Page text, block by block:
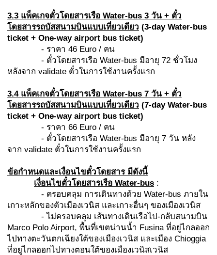
3.3 แพ็คเกจตั๋วโดยสารเรือ Water-bus 3 วัน + ตั๋ว
โดยสารรถบัสสนามบินแบบเที่ยวเดียว (3-day Water-bus
ticket + One-way airport bus ticket)
- ราคา 46 Euro / คน
- ตั๋วโดยสารเรือ Water-bus มีอายุ 72 ชั่วโมง
หลังจาก validate ตั๋วในการใช้งานครั้งแรก
3.4 แพ็คเกจตั๋วโดยสารเรือ Water-bus 7 วัน + ตั๋ว
โดยสารรถบัสสนามบินแบบเที่ยวเดียว (7-day Water-bus
ticket + One-way airport bus ticket)
- ราคา 66 Euro / คน
- ตั๋วโดยสารเรือ Water-bus มีอายุ 7 วัน หลัง
จาก validate ตั๋วในการใช้งานครั้งแรก
ข้อกำหนดและเงื่อนไขตั๋วโดยสาร มีดังนี้
เงื่อนไขตั๋วโดยสารเรือ Water-bus :
- ครอบคลุม การเดินทางด้วย Water-bus ภายใน
เกาะหลักของตัวเมืองเวนิส และเกาะอื่นๆ ของเมืองเวนิส
- ไม่ครอบคลุม เส้นทางเดินเรือไป-กลับสนามบิน
Marco Polo Airport, พื้นที่เขตน่านน้ำ Fusina ที่อยู่ไกลออก
ไปทางตะวันตกเฉียงใต้ของเมืองเวนิส และเมือง Chioggia
ที่อยู่ไกลออกไปทางตอนใต้ของเมืองเวนิสเวนิส